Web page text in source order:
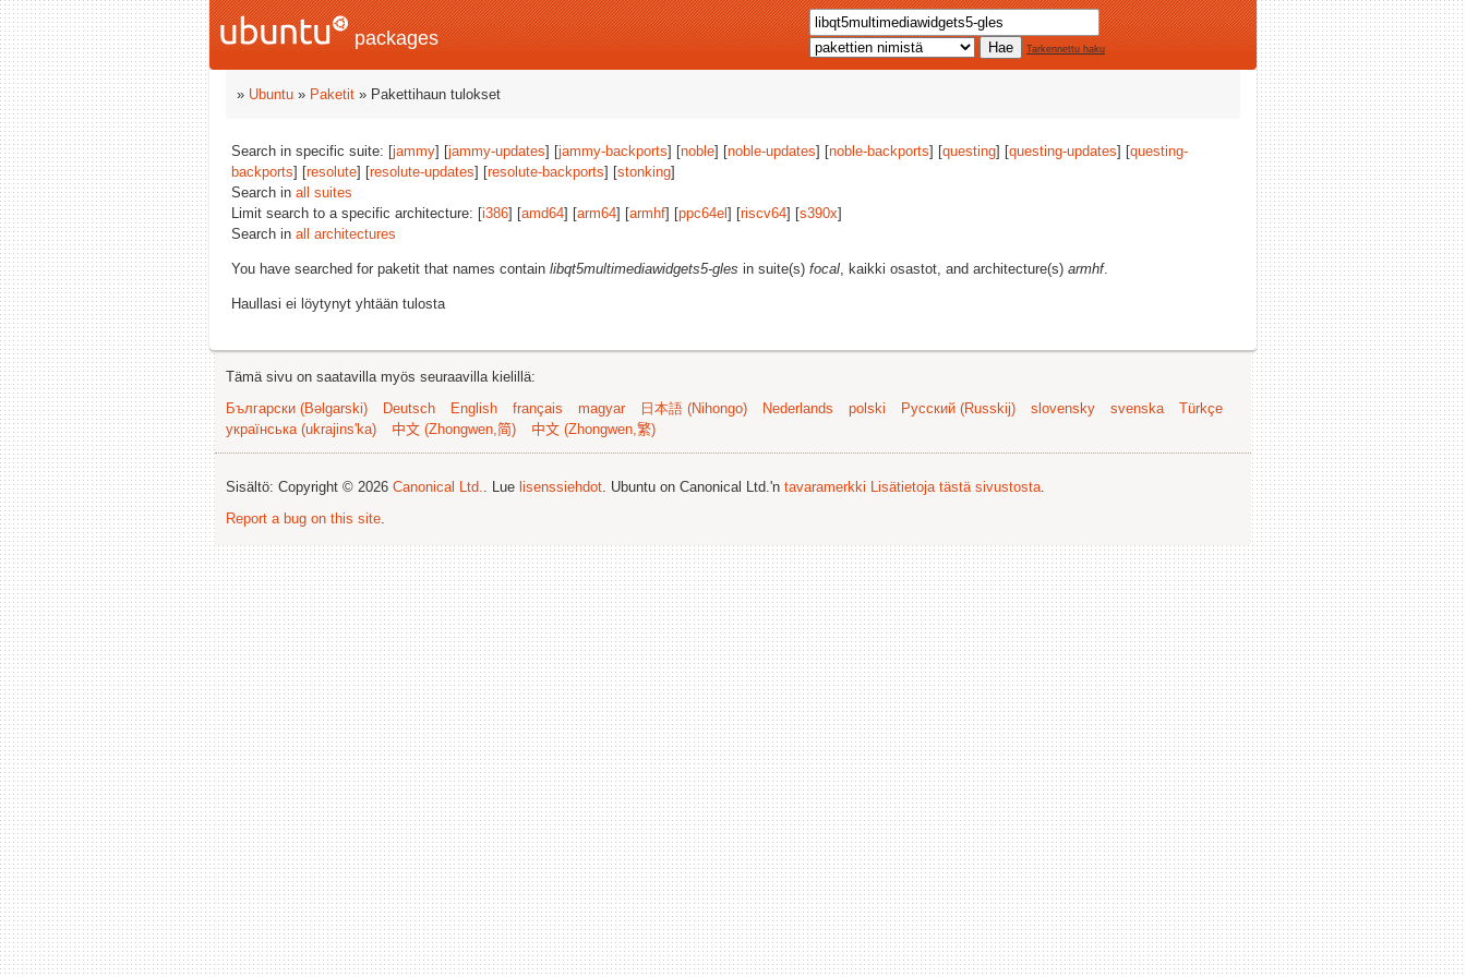
packages Tarkennettu haku
» Ubuntu » Paketit » Pakettihaun tulokset
Search in specific suite: [jammy] [jammy-updates] [jammy-backports] [noble] [noble-updates] [noble-backports] [questing] [questing-updates] [questing-
backports] [resolute] [resolute-updates] [resolute-backports] [stonking]
Search in all suites
Limit search to a specific architecture: [i386] [amd64] [arm64] [armhf] [ppc64el ] [riscv64] [s390x]
Search in all architectures
You have searched for paketit that names contain libqt5multimediawidgets5-gles in suite(s) focal, kaikki osastot, and architecture(s) armhf.
Haullasi ei löytynyt yhtään tulosta
Tämä sivu on saatavilla myös seuraavilla kielillä:
Български (Bəlgarski)
Deutsch English français magyar 日本語 (Nihongo) Nederlands polski Русский (Russkij) slovensky svenska
Türkçe
українська (ukrajins'ka)
中文 (Zhongwen,简) 中文 (Zhongwen,繁)
Sisältö: Copyright © 2026 Canonical Ltd.. Lue lisenssiehdot. Ubuntu on Canonical Ltd.'n tavaramerkki Lisätietoja tästä sivustosta.
Report a bug on this site.